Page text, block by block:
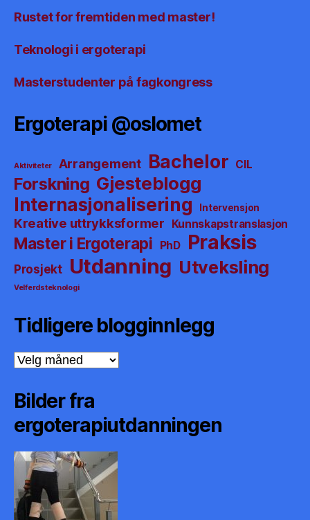
Rustet for fremtiden med master!
Teknologi i ergoterapi
Masterstudenter på fagkongress
Ergoterapi @oslomet
Aktiviteter Arrangement Bachelor CIL
Forskning Gjesteblogg
Internasjonalisering
Intervensjon
Kreative uttrykksformer Kunnskapstranslasjon
Master i Ergoterapi PhD Praksis
Prosjekt Utdanning Utveksling
Velferdsteknologi
Tidligere blogginnlegg
Tidligere
blogginnlegg
Bilder fra
ergoterapiutdanningen